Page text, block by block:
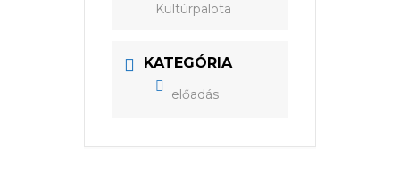
Kultúrpalota
KATEGÓRIA
előadás